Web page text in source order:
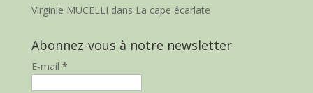
Virginie MUCELLI dans La cape écarlate
Abonnez-vous à notre newsletter
E-mail *